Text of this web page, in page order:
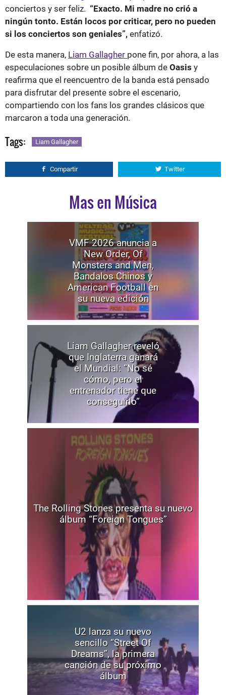
conciertos y ser feliz. “Exacto. Mi madre no crió a
ningún tonto. Están locos por criticar, pero no pueden
si los conciertos son geniales”, enfatizó.
De esta manera, Liam Gallagher pone fin, por ahora, a las
especulaciones sobre un posible álbum de Oasis y
reafirma que el reencuentro de la banda está pensado
para disfrutar del presente sobre el escenario,
compartiendo con los fans los grandes clásicos que
marcaron a toda una generación.
Tags: Liam Gallagher
Compartir Twitter
Mas en Música
VMF 2026 anuncia a
New Order, Of
Monsters and Men,
Bandalos Chinos y
American Football en
su nueva edición
Liam Gallagher reveló
que Inglaterra ganará
el Mundial: “No sé
cómo, pero el
entrenador tiene que
conseguirlo”
The Rolling Stones presenta su nuevo
álbum “Foreign Tongues”
U2 lanza su nuevo
sencillo “Street Of
Dreams”, la primera
canción de su próximo
álbum